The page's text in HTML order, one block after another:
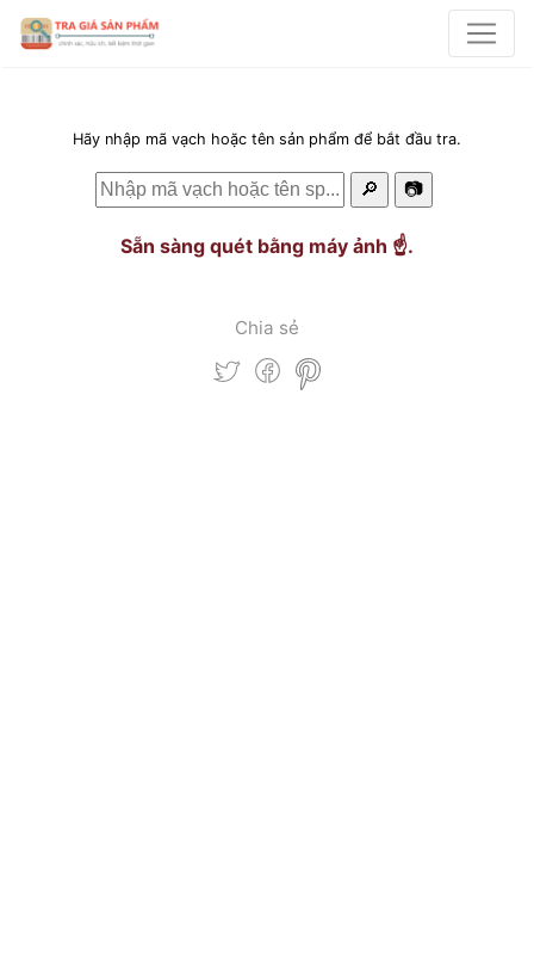
Hãy nhập mã vạch hoặc tên sản phẩm để bắt đầu tra.
🔎 📷
Sẵn sàng quét bằng máy ảnh ☝️.
Chia sẻ